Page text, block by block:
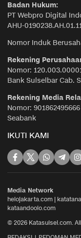
Badan Hukum:
PT Webpro Digital
AHU-
Nomor Induk
Rekening
Nomor:
Bank Sulselbar Cab.
Rekening Media
Nomor: 901862495666
Seabank
IKUTI KAMI
Media Network
helojakarta.com |
kataandoolo.com
© 2026 Katasulsel.com.